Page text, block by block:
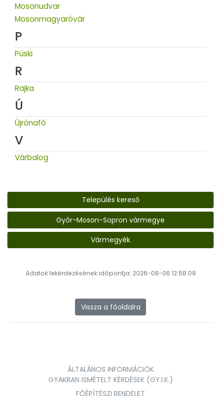
Mosonudvar
Mosonmagyaróvár
P
Püski
R
Rajka
Ú
Újrónafő
V
Várbalog
Település kereső
Győr-Moson-Sopron vármegye
Vármegyék
Adatok lekérdezésének időpontja: 2026-08-06 12:58:09
Vissza a főoldalra
ÁLTALÁNOS INFORMÁCIÓK
GYAKRAN ISMÉTELT KÉRDÉSEK (GY.I.K.)
FŐÉPÍTÉSZI RENDELET